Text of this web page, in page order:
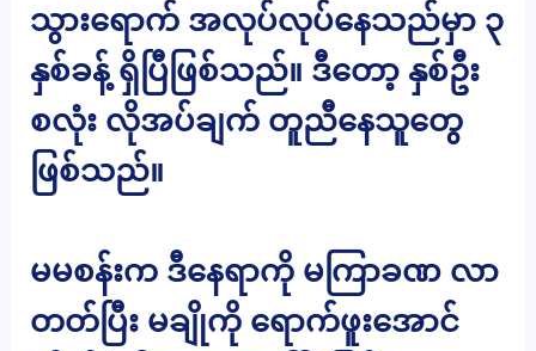
သွားရောက် အလုပ်လုပ်နေသည်မှာ ၃
နှစ်ခန့် ရှိပြီဖြစ်သည်။ ဒီတော့ နှစ်ဦး
စလုံး လိုအပ်ချက် တူညီနေသူတွေ
ဖြစ်သည်။
မမစန်းက ဒီနေရာကို မကြာခဏ လာ
တတ်ပြီး မချိုကို ရောက်ဖူးအောင်